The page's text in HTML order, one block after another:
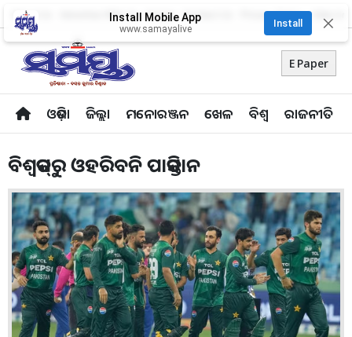
About Us Advertise With Us Career Contact Us Privacy Policy
E Paper
ଓଡ଼ିଶା ଜିଲ୍ଲା ମନୋରଞ୍ଜନ ଖେଳ ବିଶ୍ବ ରାଜନୀତି
Install Mobile App
www.samayalive
Install ✕
ବିଶ୍ବକପ୍‌ରୁ ଓହରିବନି ପାକିସ୍ତାନ